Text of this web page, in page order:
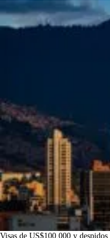
Visas de US$100.000 y